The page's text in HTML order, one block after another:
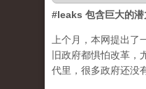
#leaks 包含巨大的潜
上个月，本网提出了
旧政府都惧怕改革，
代里，很多政府还没